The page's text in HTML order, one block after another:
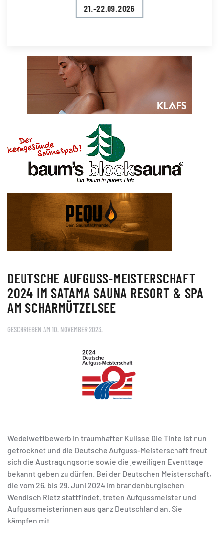
21.-22.09.2026
DEUTSCHE AUFGUSS-MEISTERSCHAFT
2024 IM SATAMA SAUNA RESORT & SPA
AM SCHARMÜTZELSEE
GESCHRIEBEN AM 10. NOVEMBER 2023.
Wedelwettbewerb in traumhafter Kulisse Die Tinte ist nun
getrocknet und die Deutsche Aufguss-Meisterschaft freut
sich die Austragungsorte sowie die jeweiligen Eventtage
bekannt geben zu dürfen. Bei der Deutschen Meisterschaft,
die vom 26. bis 29. Juni 2024 im brandenburgischen
Wendisch Rietz stattfindet, treten Aufgussmeister und
Aufgussmeisterinnen aus ganz Deutschland an. Sie
kämpfen mit...